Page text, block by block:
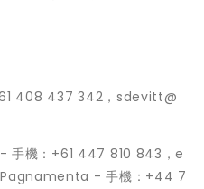
408 437 342，sdevitt@
手機：+61 447 810 843，e
- 手機：+44 7